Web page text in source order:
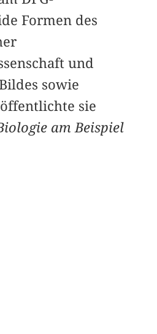
Formen des
und
sowie
sie
am Beispiel